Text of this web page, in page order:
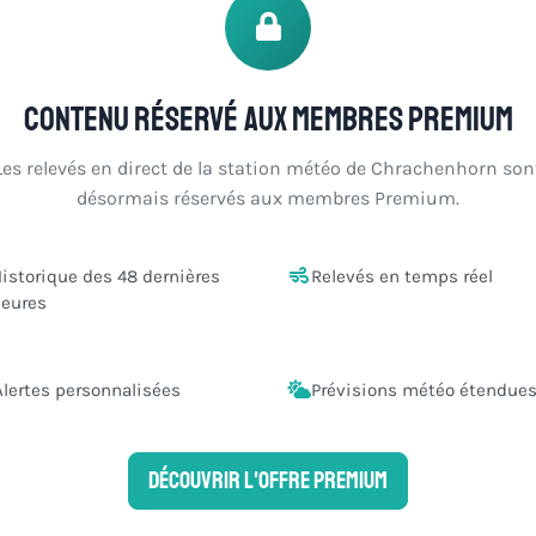
Contenu réservé aux membres Premium
relevés en direct de la station météo de Chrachenhorn
désormais réservés aux membres Premium.
des 48 dernières
Relevés en temps réel
personnalisées Prévisions météo étendues
Découvrir l'offre Premium